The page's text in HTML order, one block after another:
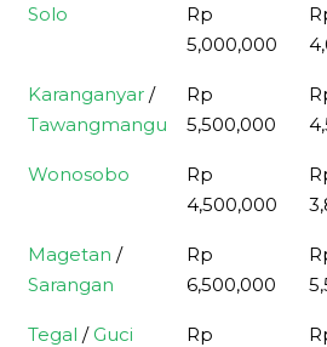
Solo
Rp
5,000,000
Karanganyar /
Tawangmangu
Rp
5,500,000
Wonosobo
Rp
4,500,000
Magetan /
Sarangan
Rp
6,500,000
Tegal / Guci
Rp